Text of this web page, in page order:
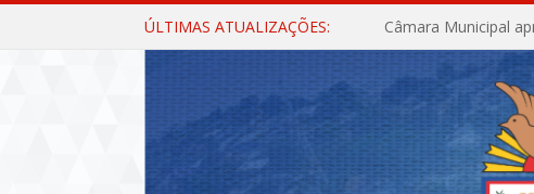
ÚLTIMAS ATUALIZAÇÕES: